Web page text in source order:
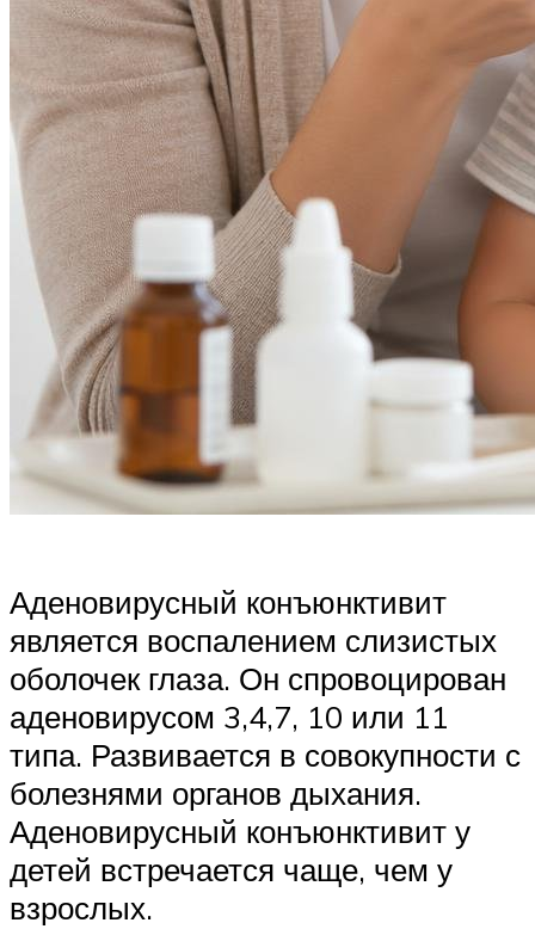
Аденовирусный конъюнктивит
является воспалением слизистых
оболочек глаза. Он спровоцирован
аденовирусом 3,4,7, 10 или 11
типа. Развивается в совокупности с
болезнями органов дыхания.
Аденовирусный конъюнктивит у
детей встречается чаще, чем у
взрослых.